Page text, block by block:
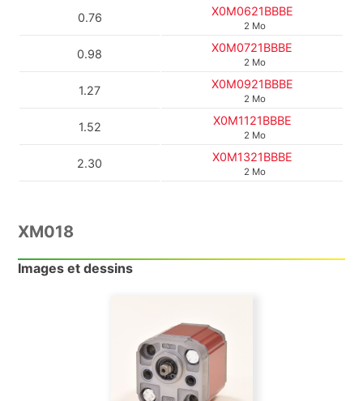
0.76 X0M0621BBBE
2 Mo
0.98 X0M0721BBBE
2 Mo
1.27 X0M0921BBBE
2 Mo
1.52 X0M1121BBBE
2 Mo
2.30 X0M1321BBBE
2 Mo
XM018
Images et dessins